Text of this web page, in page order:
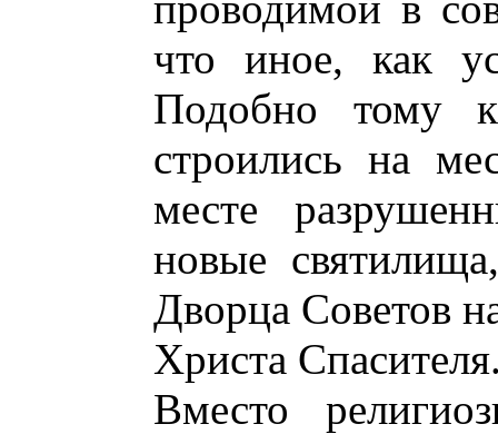
что иное, как
Подобно тому
строились на
месте
новые
Дворца Советов
Христа
Вместо